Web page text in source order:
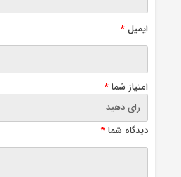
ایمیل*
امتیاز شما*
دیدگاه شما*